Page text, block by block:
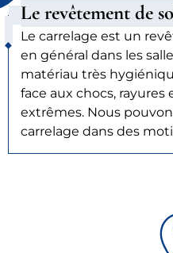
Le revêtement de
Le carrelage est un
en général dans les
matériau très
face aux chocs,
extrêmes. Nous
carrelage dans des